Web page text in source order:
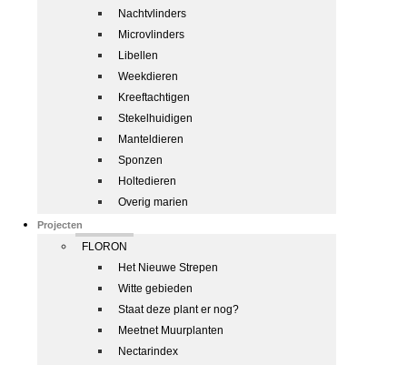
Nachtvlinders
Microvlinders
Libellen
Weekdieren
Kreeftachtigen
Stekelhuidigen
Manteldieren
Sponzen
Holtedieren
Overig marien
Projecten
FLORON
Het Nieuwe Strepen
Witte gebieden
Staat deze plant er nog?
Meetnet Muurplanten
Nectarindex